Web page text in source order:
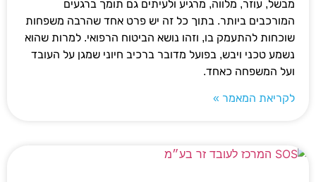
מבשל, עוזר, מלווה, מרגיע ולעיתים גם תומך ברגעים
המורכבים ביותר. בתוך כל זה יש פרט אחד שהרבה משפחות
שוכחות להתעמק בו, וזהו נושא הביטוח הרפואי. למרות שהוא
נשמע טכני ויבש, בפועל מדובר ברכיב חיוני שמגן על העובד
ועל המשפחה כאחד.
לקריאת המאמר »